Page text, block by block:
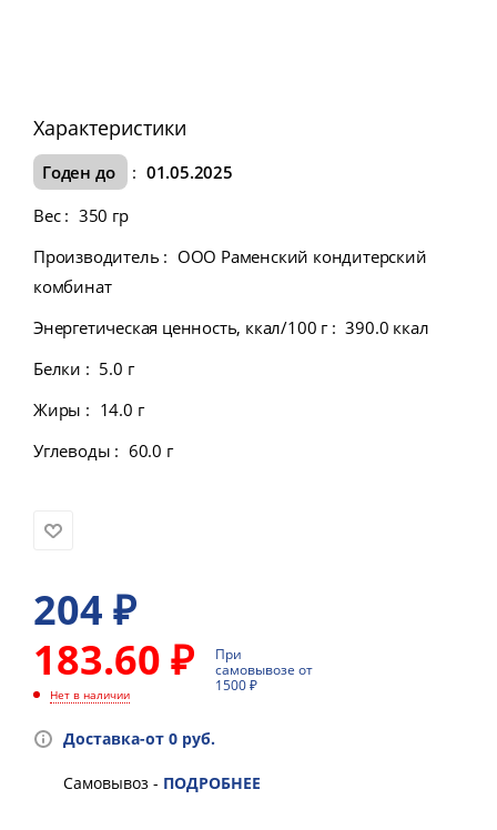
Характеристики
Годен до : 01.05.2025
Вес : 350 гр
Производитель : ООО Раменский кондитерский
комбинат
Энергетическая ценность, ккал/100 г : 390.0 ккал
Белки : 5.0 г
Жиры : 14.0 г
Углеводы : 60.0 г
204 ₽
183.60 ₽
При
самовывозе от
1500 ₽
Нет в наличии
Доставка-от 0 руб.
Самовывоз - ПОДРОБНЕЕ